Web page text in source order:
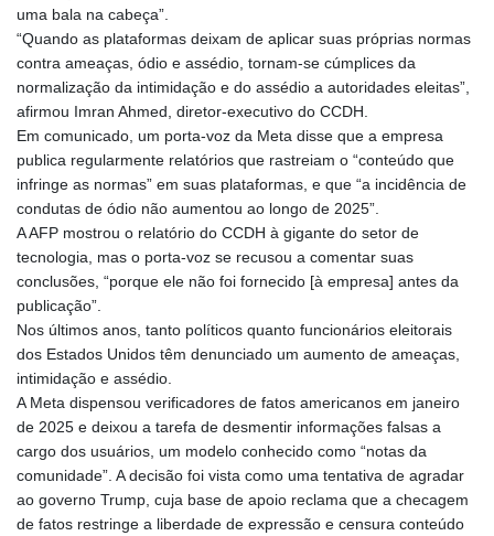
uma bala na cabeça”.
“Quando as plataformas deixam de aplicar suas próprias normas
contra ameaças, ódio e assédio, tornam-se cúmplices da
normalização da intimidação e do assédio a autoridades eleitas”,
afirmou Imran Ahmed, diretor-executivo do CCDH.
Em comunicado, um porta-voz da Meta disse que a empresa
publica regularmente relatórios que rastreiam o “conteúdo que
infringe as normas” em suas plataformas, e que “a incidência de
condutas de ódio não aumentou ao longo de 2025”.
A AFP mostrou o relatório do CCDH à gigante do setor de
tecnologia, mas o porta-voz se recusou a comentar suas
conclusões, “porque ele não foi fornecido [à empresa] antes da
publicação”.
Nos últimos anos, tanto políticos quanto funcionários eleitorais
dos Estados Unidos têm denunciado um aumento de ameaças,
intimidação e assédio.
A Meta dispensou verificadores de fatos americanos em janeiro
de 2025 e deixou a tarefa de desmentir informações falsas a
cargo dos usuários, um modelo conhecido como “notas da
comunidade”. A decisão foi vista como uma tentativa de agradar
ao governo Trump, cuja base de apoio reclama que a checagem
de fatos restringe a liberdade de expressão e censura conteúdo